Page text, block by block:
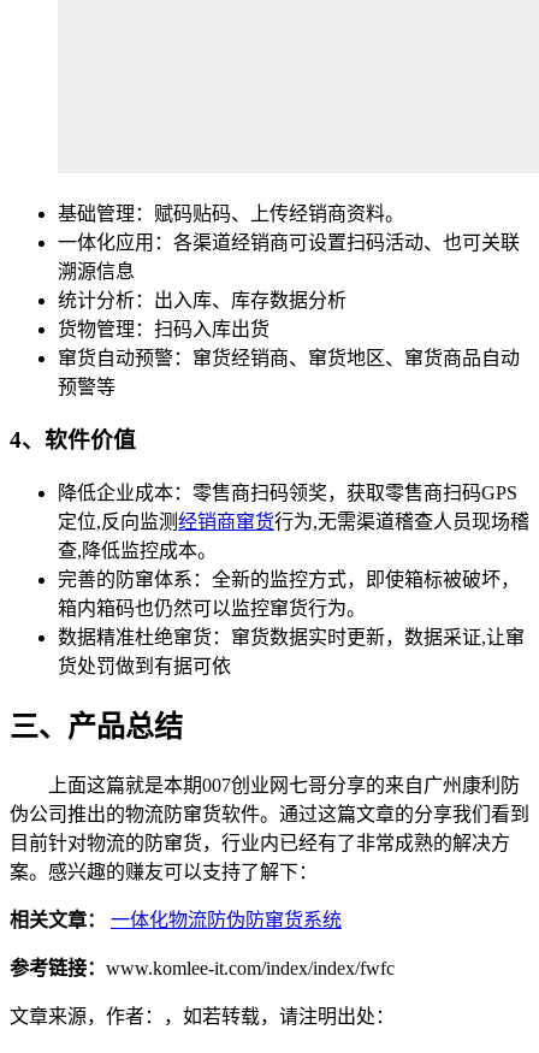
基础管理：赋码贴码、上传经销商资料。
一体化应用：各渠道经销商可设置扫码活动、也可关联
溯源信息
统计分析：出入库、库存数据分析
货物管理：扫码入库出货
窜货自动预警：窜货经销商、窜货地区、窜货商品自动
预警等
4、软件价值
降低企业成本：零售商扫码领奖，获取零售商扫码GPS
定位,反向监测经销商窜货行为,无需渠道稽查人员现场稽
查,降低监控成本。
完善的防窜体系：全新的监控方式，即使箱标被破坏，
箱内箱码也仍然可以监控窜货行为。
数据精准杜绝窜货：窜货数据实时更新，数据采证,让窜
货处罚做到有据可依
三、产品总结
上面这篇就是本期007创业网七哥分享的来自广州康利防
伪公司推出的物流防窜货软件。通过这篇文章的分享我们看到
目前针对物流的防窜货，行业内已经有了非常成熟的解决方
案。感兴趣的赚友可以支持了解下：
相关文章： 一体化物流防伪防窜货系统
参考链接： www.komlee-it.com/index/index/fwfc
文章来源，作者：，如若转载，请注明出处：